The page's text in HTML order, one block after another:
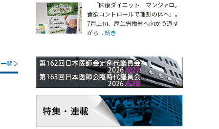
一覧
「医療ダイエット マンジャロ。
食欲コントロールで理想の体へ」。
7月上旬、厚生労働省へ向かう道す
がら ...続き